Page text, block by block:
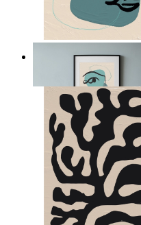
Nordiskt abstrakt porträtt
149 kr